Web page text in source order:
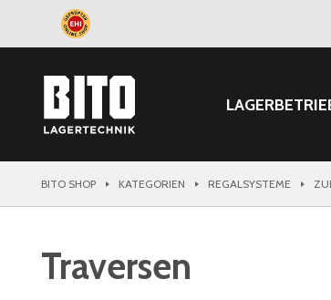
LAGER
BITO SHOP KATEGORIEN REGALSYSTEME
Traversen